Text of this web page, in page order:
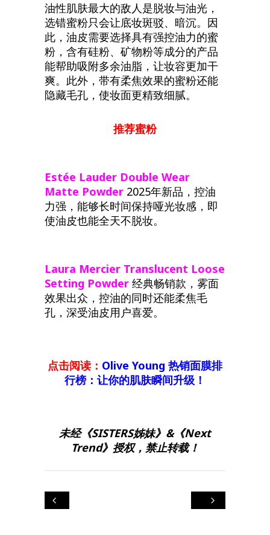
油性肌肤最大的敌人是脱妆与油光，
选错蜜粉只会让底妆斑驳、暗沉。因
此，油皮需要选择具有强控油力的蜜
粉，含有硅粉、矿物粉等成分的产品
能帮助吸附多余油脂，让妆容更加干
爽。此外，带有柔焦效果的蜜粉还能
隐藏毛孔，使妆面更精致细腻。
推荐蜜粉
Estée Lauder Double Wear
Matte Powder 2025年新品，控油
力强，能够长时间保持哑光妆感，即
使油皮也能全天不脱妆。
Laura Mercier Translucent Loose
Setting Powder 经典畅销款，雾面
效果出众，控油的同时还能柔焦毛
孔，深受油皮用户喜爱。
点击阅读： Olive Young 热销面膜排
行榜：让你的肌肤瞬间升级！
未经《SISTERS姊妹》&《Next
Trend》授权，禁止转载！